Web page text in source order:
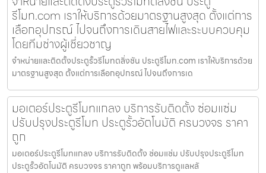
รีโมท.com เราให้บริการด้วยมาตรฐานสูงสุด ตั้งแต่การ
เลือกอุปกรณ์ ไปจนถึงการเดินสายไฟและระบบควบคุม
โดยทีมช่างผู้เชี่ยวชาญ
จำหน่ายและติดตั้งประตูรั้วรีโมทตลิ่งชัน ประตูรีโมท.com เราให้บริการด้วย
มาตรฐานสูงสุด ตั้งแต่การเลือกอุปกรณ์ ไปจนถึงการเด
มอเตอร์ประตูรีโมทแกลง บริการรับติดตั้ง ซ่อมแซ่ม
ปรับปรุงประตูรีโมท ประตูรั้วอัตโนมัติ ครบวงจร ราคา
ถูก
มอเตอร์ประตูรีโมทแกลง บริการรับติดตั้ง ซ่อมแซ่ม ปรับปรุงประตูรีโมท
ประตูรั้วอัตโนมัติ ครบวงจร ราคาถูก พร้อมบริการดูแลหลั